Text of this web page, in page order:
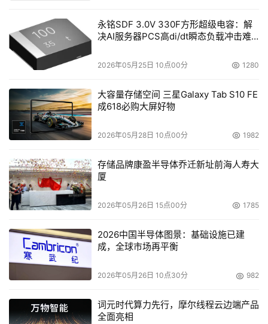
其"参与性和透明性，使公民和企业能够影响开放的政府、
决策、公共管理运营与提供服务的方式"，而获得了"欧洲电
子政府大奖"(European eGovernment Awards)。Mypage
有了20多万个注册用户。Sun端到端的完整的解决方案，有
助于政府促进创新，为公民提供一个在线平台，以便让他们
处理其卫生保健信息、定购纳税卡、注册和管理机动车辆、
管理学生贷款、与政府官员进行沟通和交流，以及执行其他
的公民计划和服务等。
新加坡
新加坡)网站和eServices的合同，帮助符合条件的公民实时
检查NSS配额，指导中央远大基金会(CPFB)的NSS的现金
兑换。Ecquaria公司采用了公共电子服务基础架构(PSi：
Public eServices Infrastructure)，这是一个由新加坡政府
与Sun、Ecquaria及其他厂商组成的社团合作研发且已经就
绪的提供政府服务的基础架构。NSS网站和eServices都是
永铭SDF 3.0V 330F方形超级电容：解
决AI服务器PCS高di/dt瞬态负载冲击难
2026年05月25日 10点00分 1280
大容量存储空间 三星Galaxy Tab S10 FE
成618必购大屏好物
2026年05月28日 10点00分 1982
存储品牌康盈半导体乔迁新址前海人寿大
厦
2026年05月26日 15点00分 1785
2026中国半导体图景：基础设施已建
成，全球市场再平衡
2026年05月26日 10点30分 982
词元时代算力先行，摩尔线程云边端产品
全面亮相